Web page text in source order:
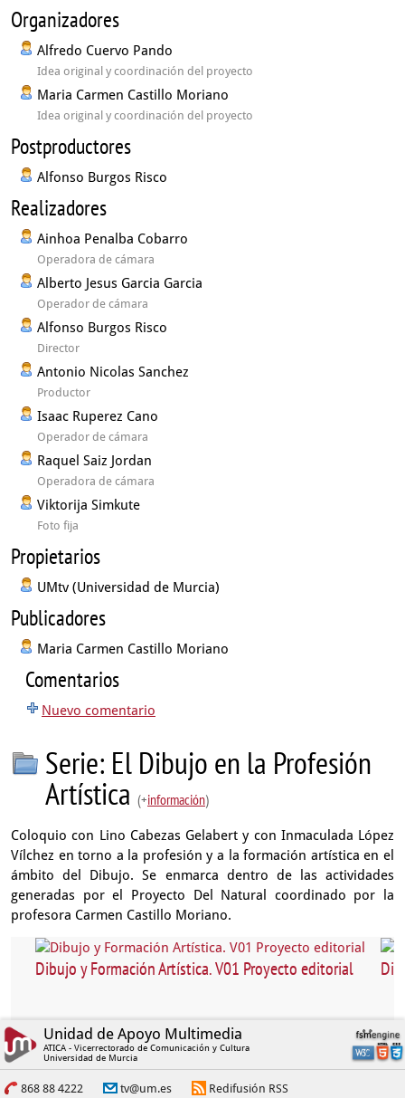
Organizadores
Alfredo Cuervo Pando
Idea original y coordinación del proyecto
Maria Carmen Castillo Moriano
Idea original y coordinación del proyecto
Postproductores
Alfonso Burgos Risco
Realizadores
Ainhoa Penalba Cobarro
Operadora de cámara
Alberto Jesus Garcia Garcia
Operador de cámara
Alfonso Burgos Risco
Director
Antonio Nicolas Sanchez
Productor
Isaac Ruperez Cano
Operador de cámara
Raquel Saiz Jordan
Operadora de cámara
Viktorija Simkute
Foto fija
Propietarios
UMtv (Universidad de Murcia)
Publicadores
Maria Carmen Castillo Moriano
Comentarios
Nuevo comentario
Serie: El Dibujo en la Profesión
Artística (+información)
Coloquio con Lino Cabezas Gelabert y con Inmaculada López
Vílchez en torno a la profesión y a la formación artística en el
ámbito del Dibujo. Se enmarca dentro de las actividades
generadas por el Proyecto Del Natural coordinado por la
profesora Carmen Castillo Moriano.
Dibujo y Formación Artística. V01 Proyecto editorial
Unidad de Apoyo Multimedia
ATICA - Vicerrectorado de Comunicación y Cultura
Universidad de Murcia
868 88 4222 tv@um.es Redifusión RSS